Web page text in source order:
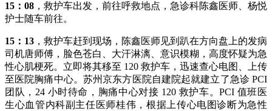
15：08 ，救护车出发，前往呼救地点，急诊科陈鑫医师、杨悦
护士随车前往。
15：13 ，救护车赶到现场，陈鑫医师见到趴在方向盘上的发病
司机唐师傅，脸色苍白、大汗淋漓、意识模糊，高度怀疑为急
性心肌梗死。立即将其移至 120 救护车，迅速查心电图、上传
至医院胸痛中心。苏州京东方医院自建院起就建立了急诊 PCI
团队，24 小时待命，胸痛中心对接 120 救护车。PCI 值班医
生心血管内科副主任医师桂伟，根据上传心电图诊断为急性